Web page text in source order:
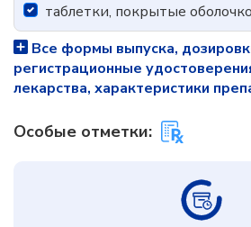
таблетки, покрытые
Все формы выпуска,
регистрационные
лекарства, характеристики
Особые отметки: